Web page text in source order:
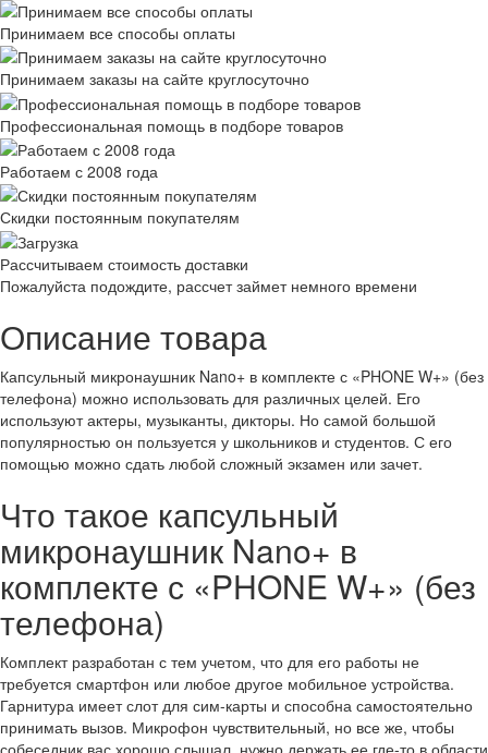
Принимаем все способы оплаты
Принимаем заказы на сайте круглосуточно
Профессиональная помощь в подборе товаров
Работаем с 2008 года
Скидки постоянным покупателям
Рассчитываем стоимость доставки
Пожалуйста подождите, рассчет займет немного времени
Описание товара
Капсульный микронаушник Nano+ в комплекте с «PHONE W+» (без
телефона) можно использовать для различных целей. Его
используют актеры, музыканты, дикторы. Но самой большой
популярностью он пользуется у школьников и студентов. С его
помощью можно сдать любой сложный экзамен или зачет.
Что такое капсульный
микронаушник Nano+ в
комплекте с «PHONE W+» (без
телефона)
Комплект разработан с тем учетом, что для его работы не
требуется смартфон или любое другое мобильное устройства.
Гарнитура имеет слот для сим-карты и способна самостоятельно
принимать вызов. Микрофон чувствительный, но все же, чтобы
собеседник вас хорошо слышал, нужно держать ее где-то в области